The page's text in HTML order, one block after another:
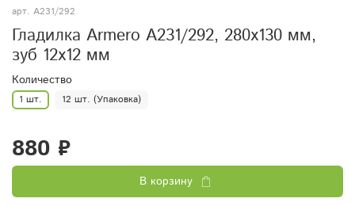
арт. A231/292
Гладилка Armero A231/292, 280х130 мм,
зуб 12х12 мм
Количество
1 шт. 12 шт. (Упаковка)
880 ₽
В корзину